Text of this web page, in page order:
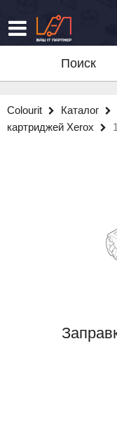
Поиск
Colourit Каталог
картриджей Xerox